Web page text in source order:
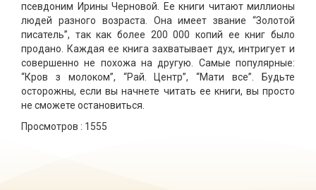
псевдоним Ирины Черновой. Ее книги читают миллионы
людей разного возраста. Она имеет звание “Золотой
писатель”, так как более 200 000 копий ее книг было
продано. Каждая ее книга захватывает дух, интригует и
совершенно не похожа на другую. Самые популярные:
“Кров з молоком”, “Рай. Центр”, “Мати все”. Будьте
осторожны, если вы начнете читать ее книги, вы просто
не сможете остановиться.
Просмотров : 1555